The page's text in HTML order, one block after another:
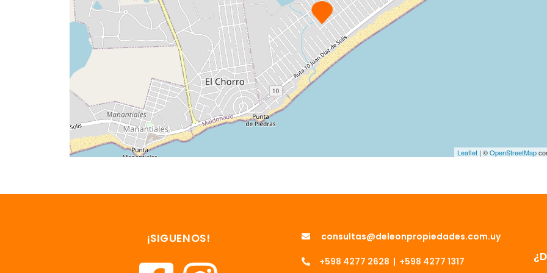
Leaflet | ©OpenStreetMap
¡SIGUENOS! consultas@deleonpropiedades.com.uy
+598 4277 2628 | +598 4277 1317